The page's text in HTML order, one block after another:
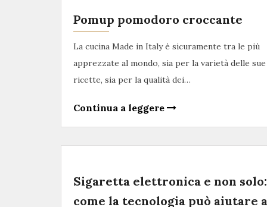
Pomup pomodoro croccante
La cucina Made in Italy è sicuramente tra le più
apprezzate al mondo, sia per la varietà delle sue
ricette, sia per la qualità dei…
Continua a leggere
Sigaretta elettronica e non solo:
come la tecnologia può aiutare a